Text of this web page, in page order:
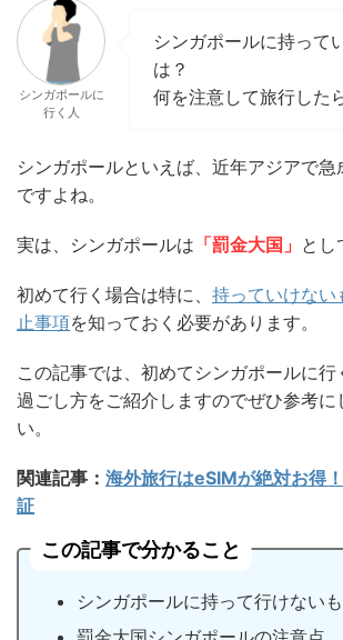
シンガポールに
行く人
シンガポールに持って
は？
何を注意して旅行した
シンガポールといえば、近年アジアで
ですよね。
実は、シンガポールは 「罰金大国」 とし
初めて行く場合は特に、 持っていけない
止事項を知っておく必要があります。
この記事では、初めてシンガポールに
過ごし方をご紹介しますのでぜひ参考に
い。
関連記事： 海外旅行はeSIMが絶対お得
証
この記事で分かること
シンガポールに持って行けない